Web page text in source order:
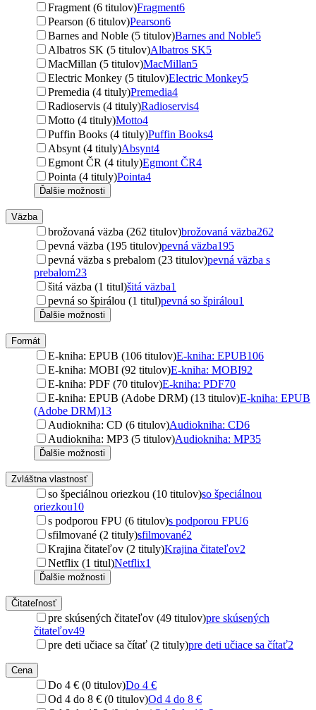
Fragment (6 titulov)Fragment6
Pearson (6 titulov)Pearson6
Barnes and Noble (5 titulov)Barnes and Noble5
Albatros SK (5 titulov)Albatros SK5
MacMillan (5 titulov)MacMillan5
Electric Monkey (5 titulov)Electric Monkey5
Premedia (4 tituly)Premedia4
Radioservis (4 tituly)Radioservis4
Motto (4 tituly)Motto4
Puffin Books (4 tituly)Puffin Books4
Absynt (4 tituly)Absynt4
Egmont ČR (4 tituly)Egmont ČR4
Pointa (4 tituly)Pointa4
Ďalšie možnosti
Väzba
brožovaná väzba (262 titulov)brožovaná väzba262
pevná väzba (195 titulov)pevná väzba195
pevná väzba s prebalom (23 titulov)pevná väzba s
prebalom23
šitá väzba (1 titul)šitá väzba1
pevná so špirálou (1 titul)pevná so špirálou1
Ďalšie možnosti
Formát
E-kniha: EPUB (106 titulov)E-kniha: EPUB106
E-kniha: MOBI (92 titulov)E-kniha: MOBI92
E-kniha: PDF (70 titulov)E-kniha: PDF70
E-kniha: EPUB (Adobe DRM) (13 titulov)E-kniha: EPUB
(Adobe DRM)13
Audiokniha: CD (6 titulov)Audiokniha: CD6
Audiokniha: MP3 (5 titulov)Audiokniha: MP35
Ďalšie možnosti
Zvláštna vlastnosť
so špeciálnou oriezkou (10 titulov)so špeciálnou
oriezkou10
s podporou FPU (6 titulov)s podporou FPU6
sfilmované (2 tituly)sfilmované2
Krajina čitateľov (2 tituly)Krajina čitateľov2
Netflix (1 titul)Netflix1
Ďalšie možnosti
Čitateľnosť
pre skúsených čitateľov (49 titulov)pre skúsených
čitateľov49
pre deti učiace sa čítať (2 tituly)pre deti učiace sa čítať2
Cena
Do 4 € (0 titulov)Do 4 €
Od 4 do 8 € (0 titulov)Od 4 do 8 €